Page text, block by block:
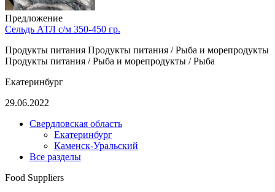
Предложение
Сельдь АТЛ с/м 350-450 гр.
Продукты питания Продукты питания / Рыба и морепродукты
Продукты питания / Рыба и морепродукты / Рыба
Екатеринбург
29.06.2022
Свердловская область
Екатеринбург
Каменск-Уральский
Все разделы
Food Suppliers